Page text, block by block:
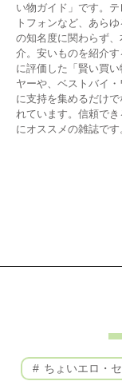
い物ガイド」です。
トフォンなど、あら
の知名度に関わらず
介。安いものを紹介
に評価した「賢い買
ヤーや、ベストバイ
に支持を集めるだけ
れています。信頼で
にオススメの雑誌です
ちょいエロ・